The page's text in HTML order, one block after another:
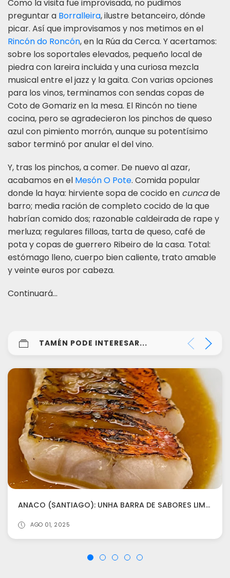
Como la visita fue improvisada, no pudimos
preguntar a Borralleira, ilustre betanceiro, dónde
picar. Así que improvisamos y nos metimos en el
Rincón do Roncón, en la Rúa da Cerca. Y acertamos:
sobre los soportales elevados, pequeño local de
piedra con lareira incluida y una curiosa mezcla
musical entre el jazz y la gaita. Con varias opciones
para los vinos, terminamos con sendas copas de
Coto de Gomariz en la mesa. El Rincón no tiene
cocina, pero se agradecieron los pinchos de queso
azul con pimiento morrón, aunque su potentísimo
sabor terminó por anular el del vino.
Y, tras los pinchos, a comer. De nuevo al azar,
acabamos en el Mesón O Pote. Comida popular
donde la haya: hirviente sopa de cocido en cuncade
barro; media ración de completo cocido de la que
habrían comido dos; razonable caldeirada de rape y
merluza; regulares filloas, tarta de queso, café de
pota y copas de guerrero Ribeiro de la casa. Total:
estómago lleno, cuerpo bien caliente, trato amable
y veinte euros por cabeza.
Continuará...
TAMÉN PODE INTERESAR...
ANACO (SANTIAGO): UNHA BARRA DE SABORES LIMPOS E DIRECTOS
AGO 01, 2025